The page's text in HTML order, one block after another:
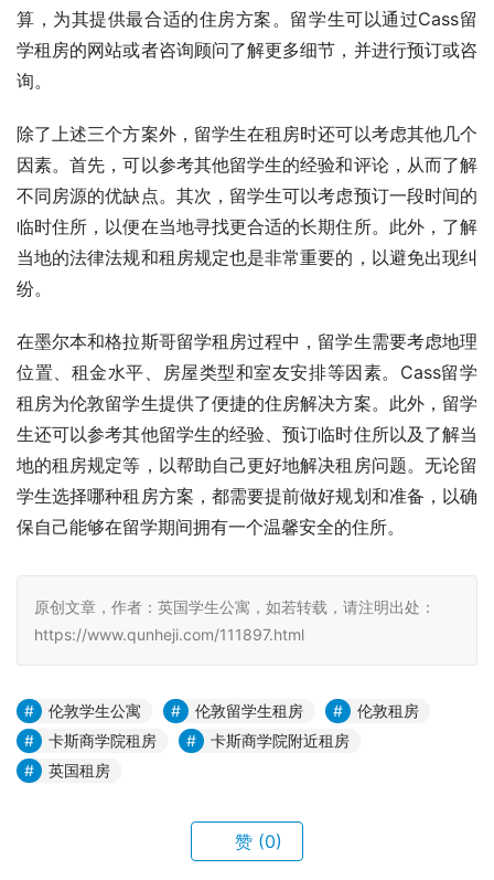
算，为其提供最合适的住房方案。留学生可以通过Cass留
学租房的网站或者咨询顾问了解更多细节，并进行预订或咨
询。
除了上述三个方案外，留学生在租房时还可以考虑其他几个
因素。首先，可以参考其他留学生的经验和评论，从而了解
不同房源的优缺点。其次，留学生可以考虑预订一段时间的
临时住所，以便在当地寻找更合适的长期住所。此外，了解
当地的法律法规和租房规定也是非常重要的，以避免出现纠
纷。
在墨尔本和格拉斯哥留学租房过程中，留学生需要考虑地理
位置、租金水平、房屋类型和室友安排等因素。Cass留学
租房为伦敦留学生提供了便捷的住房解决方案。此外，留学
生还可以参考其他留学生的经验、预订临时住所以及了解当
地的租房规定等，以帮助自己更好地解决租房问题。无论留
学生选择哪种租房方案，都需要提前做好规划和准备，以确
保自己能够在留学期间拥有一个温馨安全的住所。
原创文章，作者：英国学生公寓，如若转载，请注明出处：
https://www.qunheji.com/111897.html
伦敦学生公寓 伦敦留学生租房
伦敦租房
卡斯商学院租房
卡斯商学院附近租房
英国租房
赞 (0)